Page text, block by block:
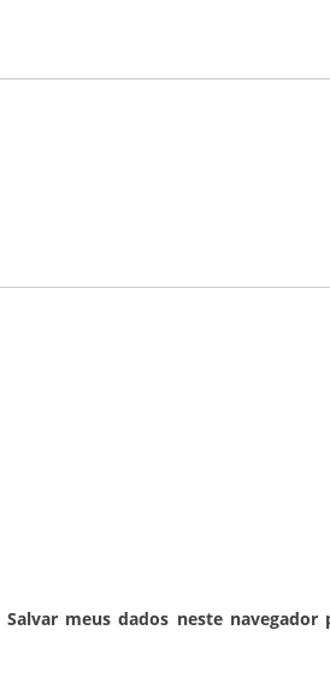
Salvar meus dados neste navegador